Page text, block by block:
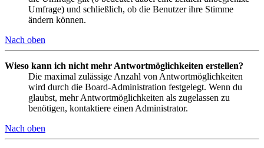
Umfrage) und schließlich, ob die Benutzer ihre Stimme
ändern können.
Nach oben
Wieso kann ich nicht mehr Antwortmöglichkeiten erstellen?
Die maximal zulässige Anzahl von Antwortmöglichkeiten
wird durch die Board-Administration festgelegt. Wenn du
glaubst, mehr Antwortmöglichkeiten als zugelassen zu
benötigen, kontaktiere einen Administrator.
Nach oben